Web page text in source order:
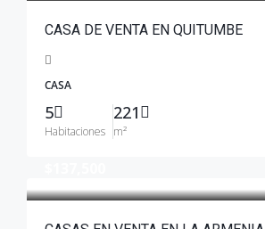
CASA DE VENTA EN QUITUMBE
CASA
5
Habitaciones
221
m²